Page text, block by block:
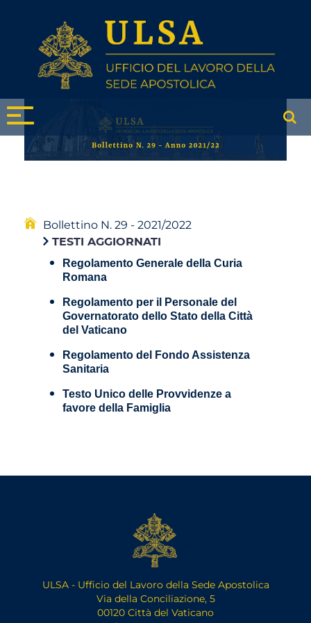
Bollettino N. 29 - 2021/2022
TESTI AGGIORNATI
Regolamento Generale della Curia
Romana
Regolamento per il Personale del
Governatorato dello Stato della Città
del Vaticano
Regolamento del Fondo Assistenza
Sanitaria
Testo Unico delle Provvidenze a
favore della Famiglia
ULSA - Ufficio del Lavoro della Sede Apostolica
Via della Conciliazione, 5
00120 Città del Vaticano